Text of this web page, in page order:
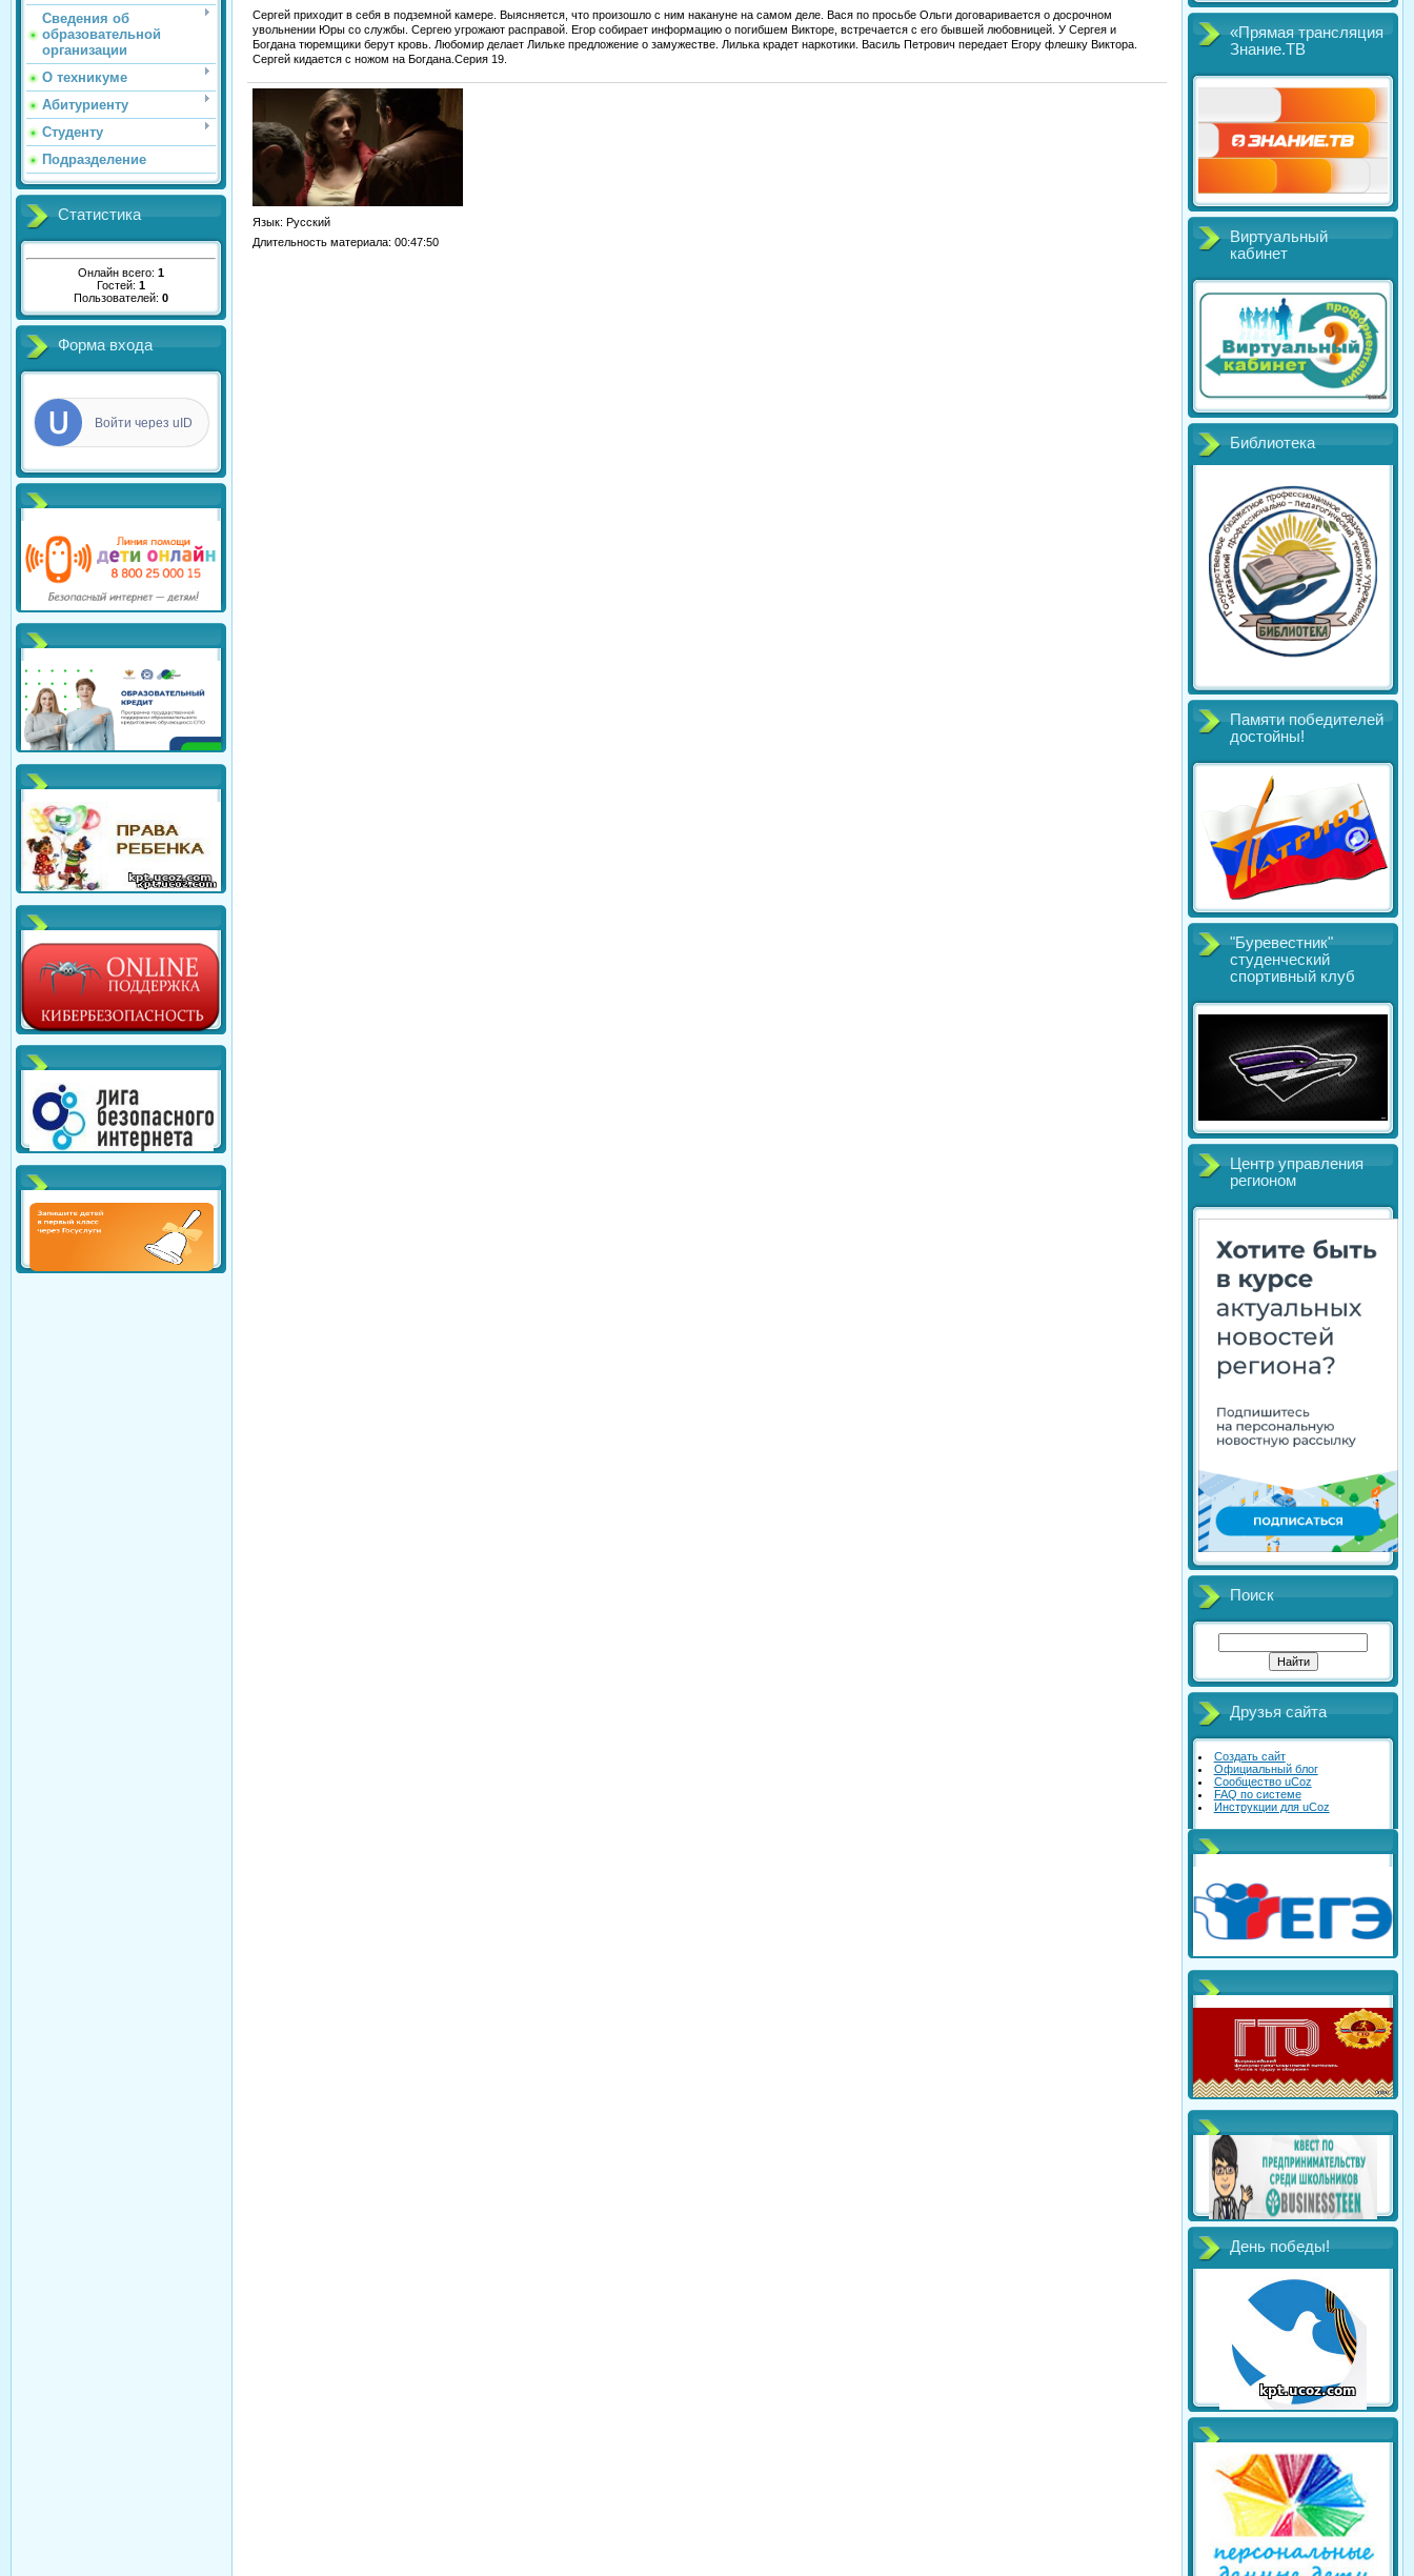
Сведения об
образовательной
организации
О техникуме
Абитуриенту
Студенту
Подразделение
Статистика
Онлайн всего: 1
Гостей: 1
Пользователей: 0
Форма входа
Войти через uID
Сергей приходит в себя в подземной камере. Выясняется, что произошло с ним накануне на самом деле. Вася по просьбе Ольги договаривается о досрочном
увольнении Юры со службы. Сергею угрожают расправой. Егор собирает информацию о погибшем Викторе, встречается с его бывшей любовницей. У Сергея и
Богдана тюремщики берут кровь. Любомир делает Лильке предложение о замужестве. Лилька крадет наркотики. Василь Петрович передает Егору флешку Виктора.
Сергей кидается с ножом на Богдана.Серия 19.
Язык: Русский
Длительность материала: 00:47:50
«Прямая трансляция
Знание.ТВ
Виртуальный
кабинет
Библиотека
Памяти победителей
достойны!
"Буревестник"
студенческий
спортивный клуб
Центр управления
регионом
Поиск
Друзья сайта
Создать сайт
Официальный блог
Сообщество uCoz
FAQ по системе
Инструкции для uCoz
День победы!